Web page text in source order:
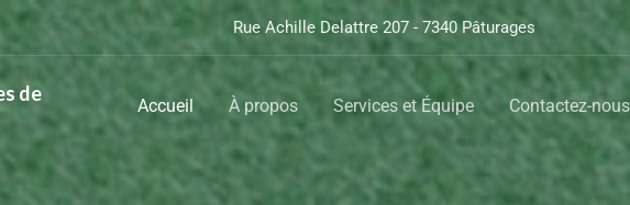
Rue Achille Delattre 207 - 7340 Pâturages
de
Accueil À propos Services et Équipe Contactez-nous